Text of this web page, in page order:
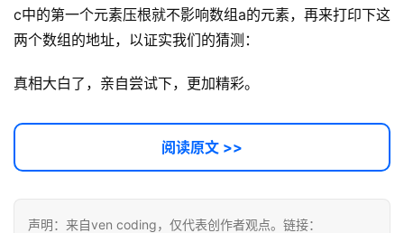
应
用
服
登录 注册
c中的第一个元素压根就不影响数组a的元素，再来打印下这
两个数组的地址，以证实我们的猜测：
真相大白了，亲自尝试下，更加精彩。
阅读原文 >>
声明：来自ven coding，仅代表创作者观点。链接：